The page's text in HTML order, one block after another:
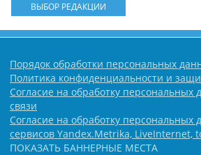
ВЫБОР РЕДАКЦИИ
Порядок обработки персональных
Политика конфиденциальности и
Согласие на обработку персональных
связи
Согласие на обработку
сервисов Yandex.Metrika, LiveInternet,
ПОКАЗАТЬ БАННЕРНЫЕ МЕСТА